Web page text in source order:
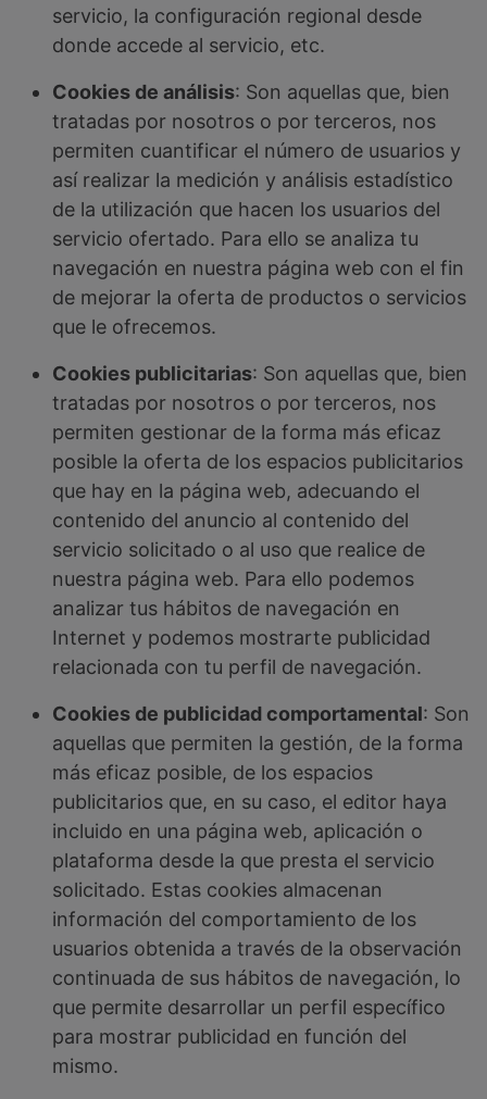
servicio, la configuración regional desde
donde accede al servicio, etc.
Cookies de análisis: Son aquellas que, bien
tratadas por nosotros o por terceros, nos
permiten cuantificar el número de usuarios y
así realizar la medición y análisis estadístico
de la utilización que hacen los usuarios del
servicio ofertado. Para ello se analiza tu
navegación en nuestra página web con el fin
de mejorar la oferta de productos o servicios
que le ofrecemos.
Cookies publicitarias: Son aquellas que, bien
tratadas por nosotros o por terceros, nos
permiten gestionar de la forma más eficaz
posible la oferta de los espacios publicitarios
que hay en la página web, adecuando el
contenido del anuncio al contenido del
servicio solicitado o al uso que realice de
nuestra página web. Para ello podemos
analizar tus hábitos de navegación en
Internet y podemos mostrarte publicidad
relacionada con tu perfil de navegación.
Cookies de publicidad comportamental: Son
aquellas que permiten la gestión, de la forma
más eficaz posible, de los espacios
publicitarios que, en su caso, el editor haya
incluido en una página web, aplicación o
plataforma desde la que presta el servicio
solicitado. Estas cookies almacenan
información del comportamiento de los
usuarios obtenida a través de la observación
continuada de sus hábitos de navegación, lo
que permite desarrollar un perfil específico
para mostrar publicidad en función del
mismo.